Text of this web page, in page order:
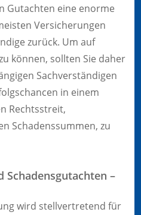
Gutachten eine enorme
Versicherungen
zurück. Um auf
können, sollten Sie daher
Sachverständigen
in einem
Rechtsstreit,
Schadenssummen, zu
–
wird stellvertretend für